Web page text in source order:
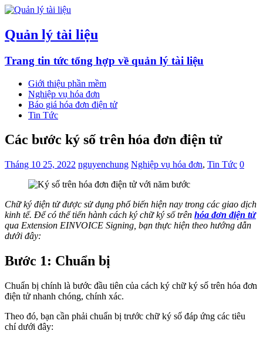
Quản lý tài liệu
Trang tin tức tổng hợp về quản lý tài liệu
Giới thiệu phần mềm
Nghiệp vụ hóa đơn
Báo giá hóa đơn điện tử
Tin Tức
Các bước ký số trên hóa đơn điện tử
Tháng 10 25, 2022 nguyenchung Nghiệp vụ hóa đơn, Tin Tức 0
Chữ ký điện tử được sử dụng phổ biến hiện nay trong các giao dịch
kinh tế. Để có thể tiến hành cách ký chữ ký số trên hóa đơn điện tử
qua Extension EINVOICE Signing, bạn thực hiện theo hướng dẫn
dưới đây:
Bước 1: Chuẩn bị
Chuẩn bị chính là bước đầu tiên của cách ký chữ ký số trên hóa đơn
điện tử nhanh chóng, chính xác.
Theo đó, bạn cần phải chuẩn bị trước chữ ký số đáp ứng các tiêu
chí dưới đây: